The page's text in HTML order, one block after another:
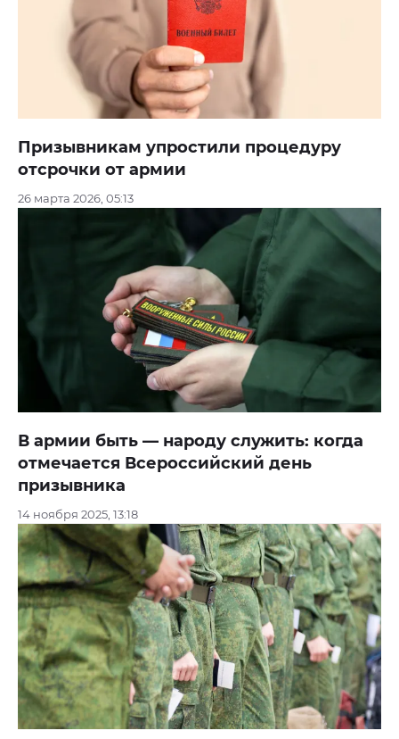
Призывникам упростили процедуру
отсрочки от армии
26 марта 2026, 05:13
В армии быть — народу служить: когда
отмечается Всероссийский день
призывника
14 ноября 2025, 13:18